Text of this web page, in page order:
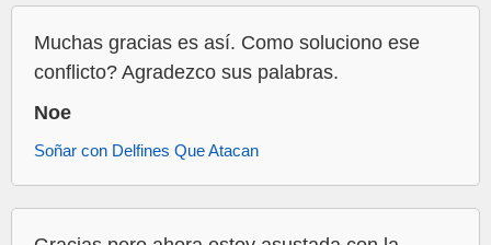
Muchas gracias es así. Como soluciono ese
conflicto? Agradezco sus palabras.
Noe
Soñar con Delfines Que Atacan